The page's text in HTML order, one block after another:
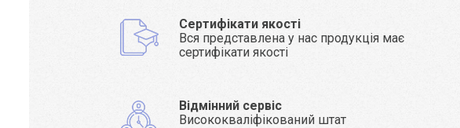
Сертифікати якості
Вся представлена у нас продукція має
сертифікати якості
Відмінний сервіс
Висококваліфікований штат